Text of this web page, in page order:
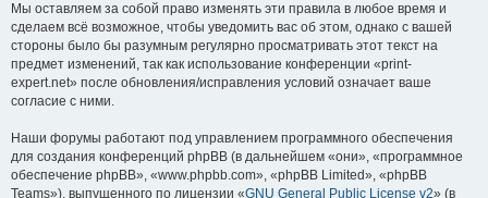
Мы оставляем за собой право изменять эти правила в любое время и
сделаем всё возможное, чтобы уведомить вас об этом, однако с вашей
стороны было бы разумным регулярно просматривать этот текст на
предмет изменений, так как использование конференции «print-
expert.net» после обновления/исправления условий означает ваше
согласие с ними.
Наши форумы работают под управлением программного обеспечения
для создания конференций phpBB (в дальнейшем «они», «программное
обеспечение phpBB», «www.phpbb.com», «phpBB Limited», «phpBB
Teams»), выпущенного по лицензии «GNU General Public License v2» (в